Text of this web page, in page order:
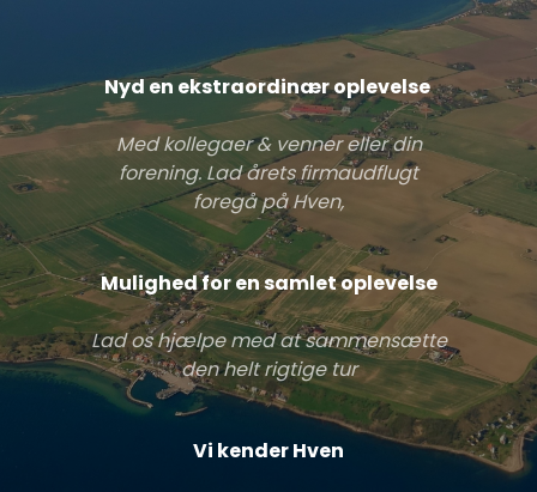
Nyd en ekstraordinær oplevelse
Med kollegaer & venner eller din
forening. Lad årets firmaudflugt
foregå på Hven,
Mulighed for en samlet oplevelse
Lad os hjælpe med at sammensætte
den helt rigtige tur
Vi kender Hven